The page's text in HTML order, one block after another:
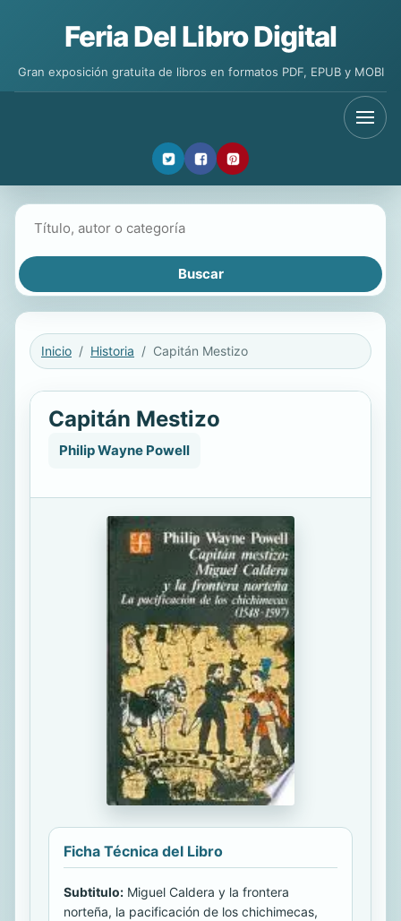
Feria Del Libro Digital
Gran exposición gratuita de libros en formatos PDF, EPUB y MOBI
Inicio Historia Capitán Mestizo
Capitán Mestizo
Philip Wayne Powell
Ficha Técnica del Libro
Subtitulo: Miguel Caldera y la frontera
norteña, la pacificación de los chichimecas,